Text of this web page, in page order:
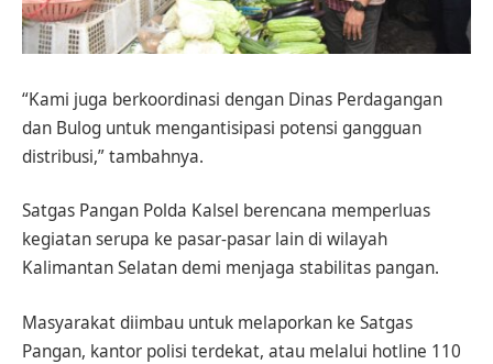
“Kami juga berkoordinasi dengan Dinas Perdagangan
dan Bulog untuk mengantisipasi potensi gangguan
distribusi,” tambahnya.
Satgas Pangan Polda Kalsel berencana memperluas
kegiatan serupa ke pasar-pasar lain di wilayah
Kalimantan Selatan demi menjaga stabilitas pangan.
Masyarakat diimbau untuk melaporkan ke Satgas
Pangan, kantor polisi terdekat, atau melalui hotline 110